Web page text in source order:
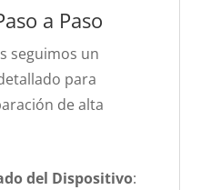
a Paso
seguimos un
para
de alta
del Dispositivo: